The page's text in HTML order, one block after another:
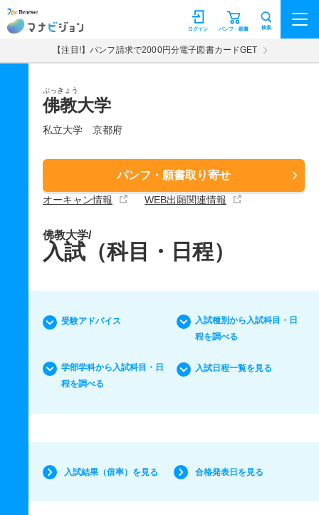
マナビジョン パンフ・願書
ログイン 検索
【注目!】パンフ請求で2000円分電子図書カードGET
ぶっきょう
佛教大学
私立大学 京都府
パンフ・願書取り寄せ
オーキャン情報 WEB出願関連情報
佛教大学/
入試（科目・日程）
受験アドバイス
入試種別から入試科目・日
程を調べる
学部学科から入試科目・日
程を調べる
入試日程一覧を見る
入試結果（倍率）を見る 合格発表日を見る